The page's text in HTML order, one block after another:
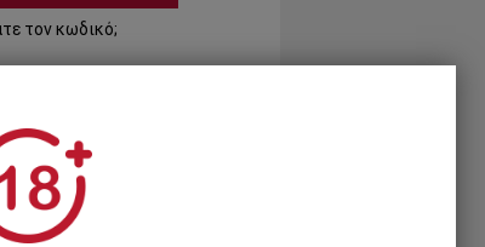
τον κωδικό;
ΜΕ ...